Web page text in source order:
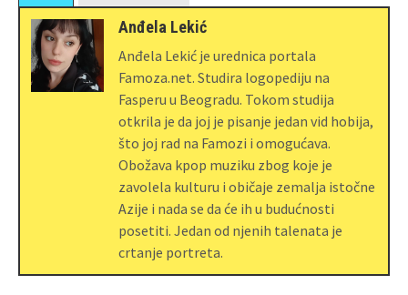
Anđela Lekić
Anđela Lekić je urednica portala
Famoza.net. Studira logopediju na
Fasperu u Beogradu. Tokom studija
otkrila je da joj je pisanje jedan vid hobija,
što joj rad na Famozi i omogućava.
Obožava kpop muziku zbog koje je
zavolela kulturu i običaje zemalja istočne
Azije i nada se da će ih u budućnosti
posetiti. Jedan od njenih talenata je
crtanje portreta.